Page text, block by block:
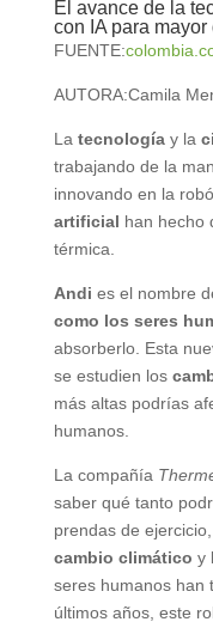
El avance de la
con IA para
FUENTE:
AUTORA:Camila
La tecnología y la
trabajando de la
innovando en la
artificial han hecho
térmica.
Andi es el nombre
como los seres
absorberlo. Esta
se estudien los
más altas podrías
humanos.
La compañía
saber qué tanto
prendas de
cambio climático y
seres humanos han
últimos años, este